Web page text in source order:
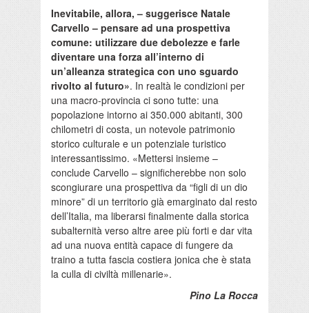
Inevitabile, allora, – suggerisce Natale
Carvello – pensare ad una prospettiva
comune: utilizzare due debolezze e farle
diventare una forza all’interno di
un’alleanza strategica con uno sguardo
rivolto al futuro». In realtà le condizioni per
una macro-provincia ci sono tutte: una
popolazione intorno ai 350.000 abitanti, 300
chilometri di costa, un notevole patrimonio
storico culturale e un potenziale turistico
interessantissimo. «Mettersi insieme –
conclude Carvello – significherebbe non solo
scongiurare una prospettiva da “figli di un dio
minore” di un territorio già emarginato dal resto
dell’Italia, ma liberarsi finalmente dalla storica
subalternità verso altre aree più forti e dar vita
ad una nuova entità capace di fungere da
traino a tutta fascia costiera jonica che è stata
la culla di civiltà millenarie».
Pino La Rocca